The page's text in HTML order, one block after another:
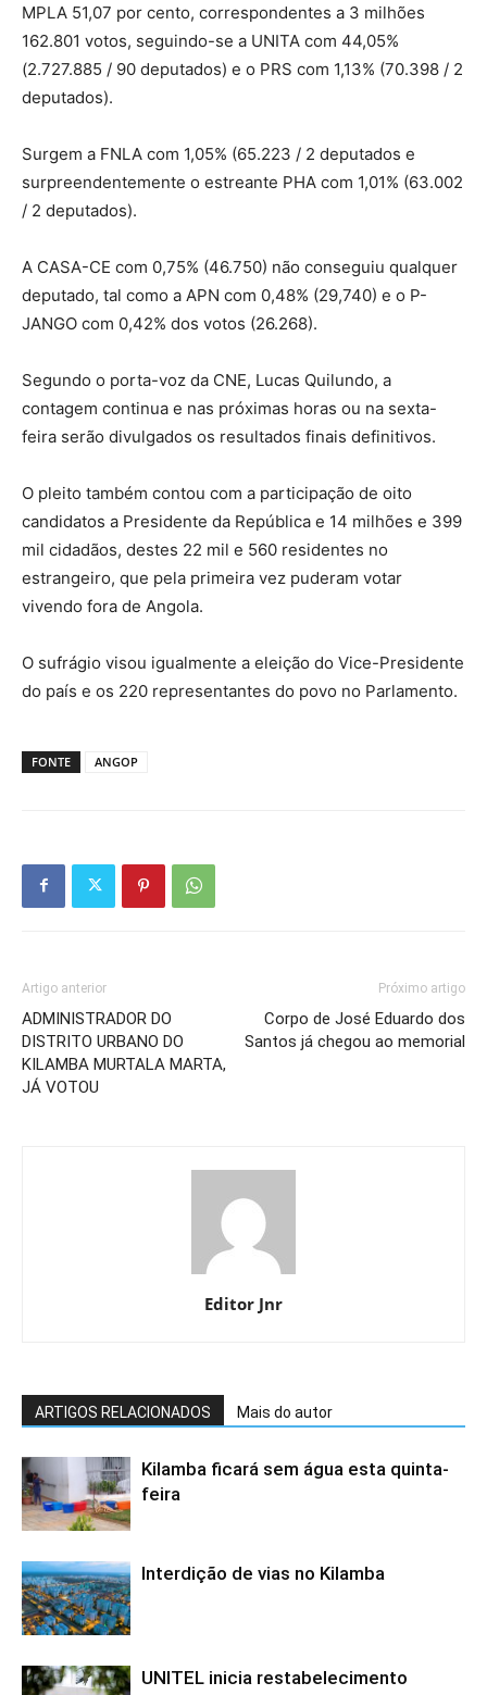
MPLA 51,07 por cento, correspondentes a 3 milhões
162.801 votos, seguindo-se a UNITA com 44,05%
(2.727.885 / 90 deputados) e o PRS com 1,13% (70.398 / 2
deputados).
Surgem a FNLA com 1,05% (65.223 / 2 deputados e
surpreendentemente o estreante PHA com 1,01% (63.002
/ 2 deputados).
A CASA-CE com 0,75% (46.750) não conseguiu qualquer
deputado, tal como a APN com 0,48% (29,740) e o P-
JANGO com 0,42% dos votos (26.268).
Segundo o porta-voz da CNE, Lucas Quilundo, a
contagem continua e nas próximas horas ou na sexta-
feira serão divulgados os resultados finais definitivos.
O pleito também contou com a participação de oito
candidatos a Presidente da República e 14 milhões e 399
mil cidadãos, destes 22 mil e 560 residentes no
estrangeiro, que pela primeira vez puderam votar
vivendo fora de Angola.
O sufrágio visou igualmente a eleição do Vice-Presidente
do país e os 220 representantes do povo no Parlamento.
FONTE ANGOP
Artigo anterior
ADMINISTRADOR DO
DISTRITO URBANO DO
KILAMBA MURTALA MARTA,
JÁ VOTOU
Próximo artigo
Corpo de José Eduardo dos
Santos já chegou ao memorial
Editor Jnr
ARTIGOS RELACIONADOS Mais do autor
Kilamba ficará sem água esta quinta-
feira
Interdição de vias no Kilamba
UNITEL inicia restabelecimento